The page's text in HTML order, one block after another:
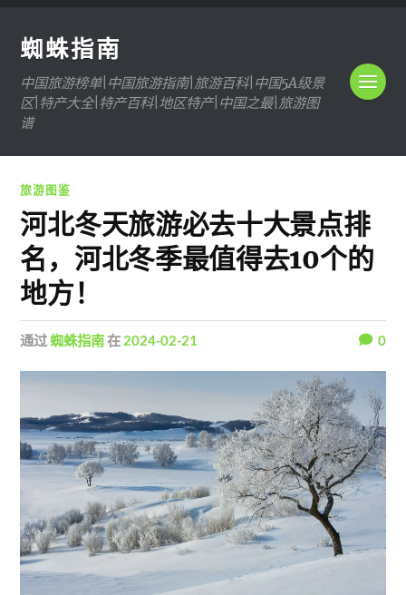
蜘蛛指南
中国旅游榜单|中国旅游指南|旅游百科|中国5A级景
区|特产大全|特产百科|地区特产|中国之最|旅游图
谱
旅游图鉴
河北冬天旅游必去十大景点排
名，河北冬季最值得去10个的
地方！
通过蜘蛛指南在 2024-02-21 0